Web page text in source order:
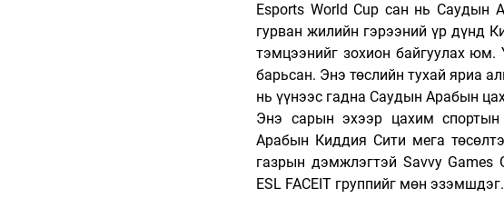
Esports World Cup сан нь Саудын
гурван жилийн гэрээний үр дүнд
тэмцээнийг зохион байгуулах юм.
барьсан. Энэ төслийн тухай яриа
нь үүнээс гадна Саудын Арабын
Энэ сарын эхээр цахим спортын
Арабын Киддия Сити мега
газрын дэмжлэгтэй Savvy
ESL FACEIT группийг мөн эзэмшдэг.